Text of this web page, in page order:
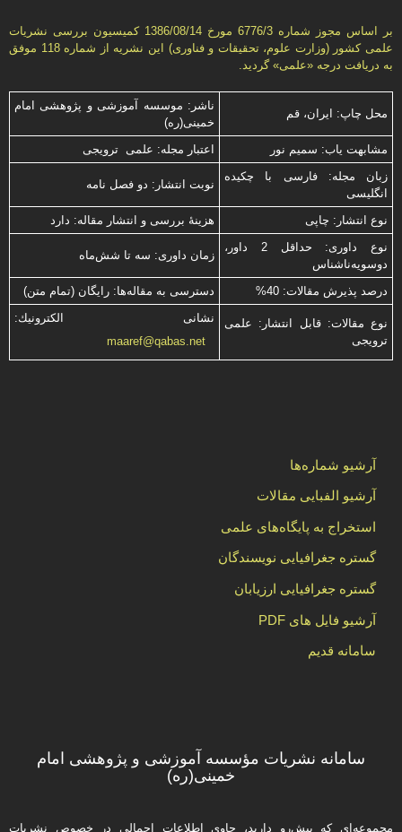
بر اساس مجوز شماره 6776/3 مورخ 1386/08/14 كمیسیون بررسى نشریات
علمى كشور (وزارت علوم، تحقیقات و فناورى) این نشریه از شماره 118 موفق
به دریافت درجه «علمى» گردید.
محل چاپ: ایران، قم
ناشر: موسسه آموزشی و پژوهشی امام
خمینی(ره)
مشابهت ياب: سميم نور
اعتبار مجله: علمی ترویجی
زبان مجله: فارسی با چكیده
انگلیسی
نوبت انتشار: دو فصل نامه
نوع انتشار: چاپی
هزینۀ بررسی و انتشار مقاله: دارد
نوع داوری: حداقل 2 داور،
دوسویه‌ناشناس
زمان داوری: سه تا شش‌ماه
درصد پذیرش مقالات: 40% دسترسی به مقاله‌ها: رایگان (تمام متن)
نوع مقالات: قابل انتشار: علمی
ترویجی
نشانی الكترونیك:
maaref@qabas.net
آرشیو شماره‌ها
آرشیو الفبایی مقالات
استخراج به پایگاه‌های علمی
گستره جغرافیایی نویسندگان
گستره جغرافیایی ارزیابان
آرشیو فایل های PDF
سامانه قدیم
سامانه نشریات مؤسسه آموزشی و پژوهشی امام
خمینی(ره)
مجموعه‌ای که پیش‌رو دارید،‌ حاوی اطلاعات اجمالی در خصوص نشریات